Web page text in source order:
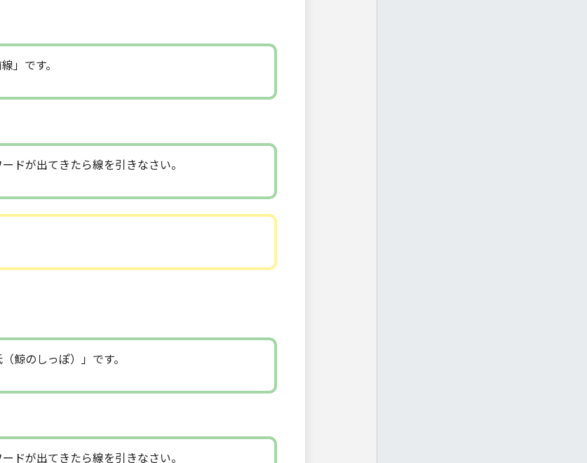
」です。
ドが出てきたら線を引きなさい。
鯨のしっぽ）」です。
ドが出てきたら線を引きなさい。